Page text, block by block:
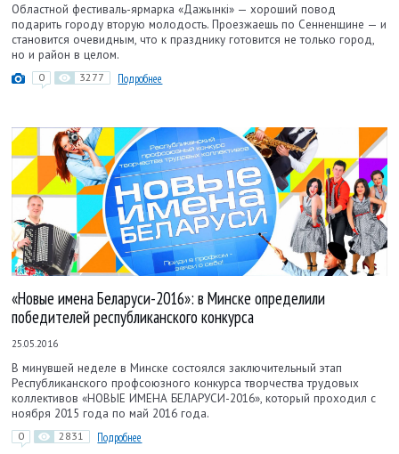
Областной фестиваль-ярмарка «Дажынкі» — хороший повод
подарить городу вторую молодость. Проезжаешь по Сенненщине — и
становится очевидным, что к празднику готовится не только город,
но и район в целом.
0 3277 Подробнее
«Новые имена Беларуси-2016»: в Минске определили
победителей республиканского конкурса
25.05.2016
В минувшей неделе в Минске состоялся заключительный этап
Республиканского профсоюзного конкурса творчества трудовых
коллективов «НОВЫЕ ИМЕНА БЕЛАРУСИ-2016», который проходил с
ноября 2015 года по май 2016 года.
0 2831 Подробнее